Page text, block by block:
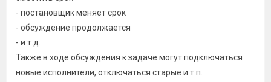
- постановщик меняет срок
- обсуждение продолжается
- и т.д.
Также в ходе обсуждения к задаче могут подключаться
новые исполнители, отключаться старые и т.п.